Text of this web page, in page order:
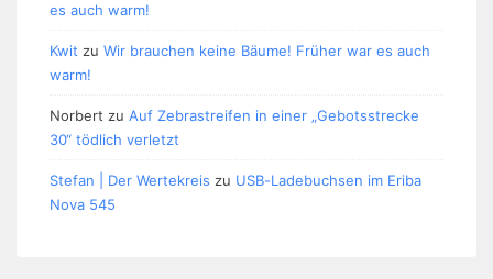
es auch warm!
Kwit zu Wir brauchen keine Bäume! Früher war es auch
warm!
Norbert zu Auf Zebrastreifen in einer „Gebotsstrecke
30“ tödlich verletzt
Stefan | Der Wertekreis zu USB-Ladebuchsen im Eriba
Nova 545